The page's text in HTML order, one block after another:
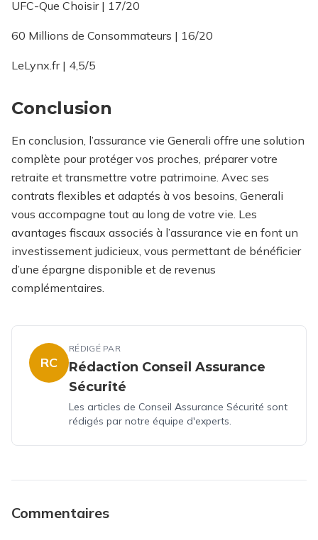
UFC-Que Choisir | 17/20
60 Millions de Consommateurs | 16/20
LeLynx.fr | 4,5/5
Conclusion
En conclusion, l’assurance vie Generali offre une solution
complète pour protéger vos proches, préparer votre
retraite et transmettre votre patrimoine. Avec ses
contrats flexibles et adaptés à vos besoins, Generali
vous accompagne tout au long de votre vie. Les
avantages fiscaux associés à l’assurance vie en font un
investissement judicieux, vous permettant de bénéficier
d’une épargne disponible et de revenus
complémentaires.
RC
RÉDIGÉ PAR
Rédaction Conseil Assurance
Sécurité
Les articles de Conseil Assurance Sécurité sont
rédigés par notre équipe d'experts.
Commentaires